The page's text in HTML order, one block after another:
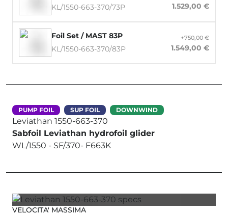
KL/1550-663-370/73P
1.529,00 €
Foil Set / MAST 83P
KL/1550-663-370/83P
+750,00 €
1.549,00 €
PUMP FOIL SUP FOIL DOWNWIND
Leviathan 1550-663-370
Sabfoil Leviathan hydrofoil glider
WL/1550 - SF/370- F663K
VELOCITA' MASSIMA